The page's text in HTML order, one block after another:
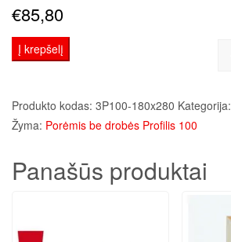
€85,80
Į krepšelį
Produkto kodas: 3P100-180x280 Kategorija:
Žyma: Porėmis be drobės Profilis 100
Panašūs produktai